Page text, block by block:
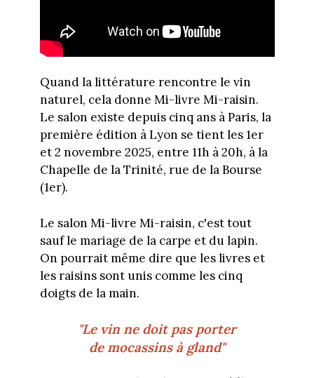
Quand la littérature rencontre le vin
naturel, cela donne Mi-livre Mi-raisin.
Le salon existe depuis cinq ans à Paris, la
première édition à Lyon se tient les 1er
et 2 novembre 2025, entre 11h à 20h, à la
Chapelle de la Trinité, rue de la Bourse
(1er).
Le salon Mi-livre Mi-raisin, c'est tout
sauf le mariage de la carpe et du lapin.
On pourrait même dire que les livres et
les raisins sont unis comme les cinq
doigts de la main.
"Le vin ne doit pas porter
de mocassins à gland"